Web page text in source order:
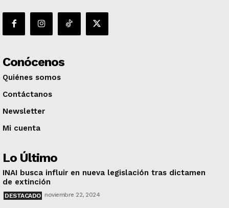
Conócenos
Quiénes somos
Contáctanos
Newsletter
Mi cuenta
Lo Último
INAI busca influir en nueva legislación tras dictamen
de extinción
DESTACADO noviembre 22, 2024